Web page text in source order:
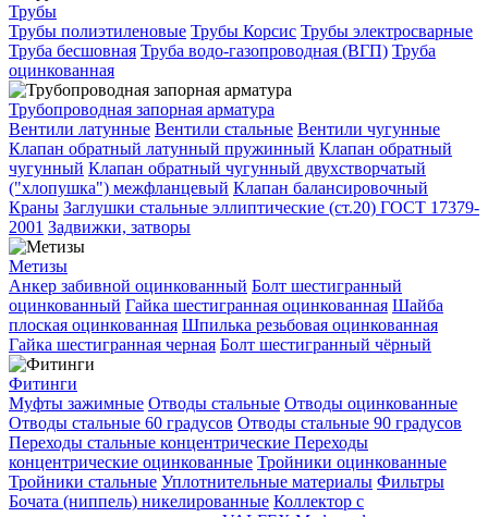
Трубы
Трубы полиэтиленовые Трубы Корсис Трубы электросварные
Труба бесшовная Труба водо-газопроводная (ВГП) Труба
оцинкованная
Трубопроводная запорная арматура
Вентили латунные Вентили стальные Вентили чугунные
Клапан обратный латунный пружинный Клапан обратный
чугунный Клапан обратный чугунный двухстворчатый
("хлопушка") межфланцевый Клапан балансировочный
Краны Заглушки стальные эллиптические (ст.20) ГОСТ 17379-
2001 Задвижки, затворы
Метизы
Анкер забивной оцинкованный Болт шестигранный
оцинкованный Гайка шестигранная оцинкованная Шайба
плоская оцинкованная Шпилька резьбовая оцинкованная
Гайка шестигранная черная Болт шестигранный чёрный
Фитинги
Муфты зажимные Отводы стальные Отводы оцинкованные
Отводы стальные 60 градусов Отводы стальные 90 градусов
Переходы стальные концентрические Переходы
концентрические оцинкованные Тройники оцинкованные
Тройники стальные Уплотнительные материалы Фильтры
Бочата (ниппель) никелированные Коллектор с